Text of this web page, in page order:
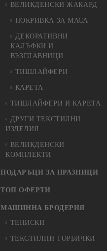
ВЕЛИКДЕНСКИ ЖАКАРД
ПОКРИВКА ЗА МАСА
ДЕКОРАТИВНИ
КАЛЪФКИ И
ВЪЗГЛАВНИЦИ
ТИШЛАЙФЕРИ
КАРЕТА
ТИШЛАЙФЕРИ И КАРЕТА
ДРУГИ ТЕКСТИЛНИ
ИЗДЕЛИЯ
ВЕЛИКДЕНСКИ
КОМПЛЕКТИ
ПОДАРЪЦИ ЗА ПРАЗНИЦИ
ТОП ОФЕРТИ
МАШИННА БРОДЕРИЯ
ТЕНИСКИ
ТЕКСТИЛНИ ТОРБИЧКИ